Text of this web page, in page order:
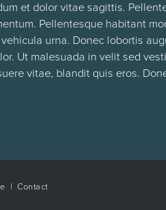
et dolor vitae sagittis.
Pellentesque habitant
urna. Donec lobortis
Ut malesuada in velit sed
vitae, blandit quis eros.
| Contact